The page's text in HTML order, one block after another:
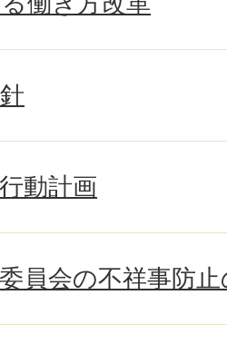
動計画
員会の不祥事防